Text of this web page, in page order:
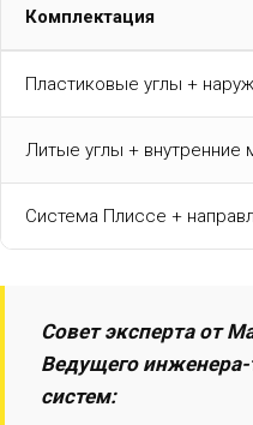
Комплектация
Пластиковые углы +
Литые углы + внутренние
Система Плиссе +
Совет эксперта от
Ведущего
систем: